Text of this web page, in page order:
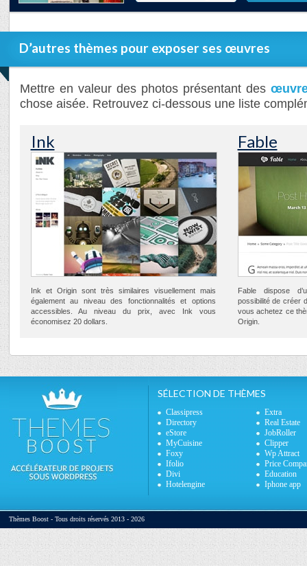
D’autres thèmes pour exposer ses œuvres
Mettre en valeur des photos présentant des
chose aisée. Retrouvez ci-dessous une liste
Ink
Ink et Origin sont très similaires visuellement mais
également au niveau des fonctionnalités et options
accessibles. Au niveau du prix, avec Ink vous
économisez 20 dollars.
Fable
Fable dispose
possibilité de créer
vous achetez ce
Origin.
SÉLECTION DE THÈMES
Classipress
Extra
Directory
Real Estate
eStore
JobRoller
MyCuisine
Clipper
Foxy
Wp Attract
Ifolio
Price
Divi
Education
Hotelengine
Iphone app
Thèmes Boost - Tous droits réservés 2013 - 2026